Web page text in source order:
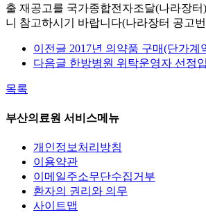
출 재공고를 국가종합전자조달(나라장
니 참고하시기 바랍니다(나라장터 공고번
이전글 2017년 의약품 구매(단가계
다음글 한방병원 위탁운영자 선정
목록
부산의료원 서비스메뉴
개인정보처리방침
이용약관
이메일주소무단수집거부
환자의 권리와 의무
사이트맵